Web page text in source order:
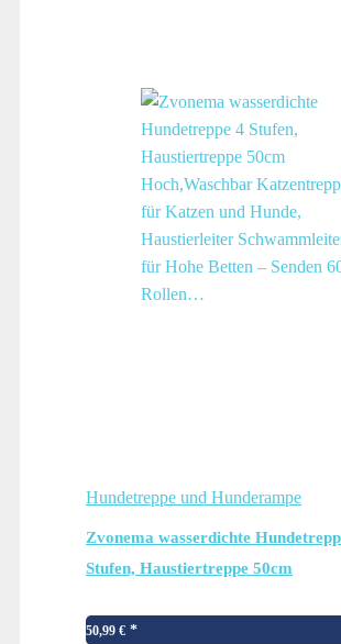
Hundetreppe und Hunderampe
Zvonema wasserdichte
Stufen, Haustiertreppe 50cm
und Hunde, Haustierleiter
50,99 €